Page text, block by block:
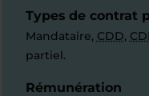
Types de contrat
Mandataire, CDD, CDI
partiel.
Rémunération